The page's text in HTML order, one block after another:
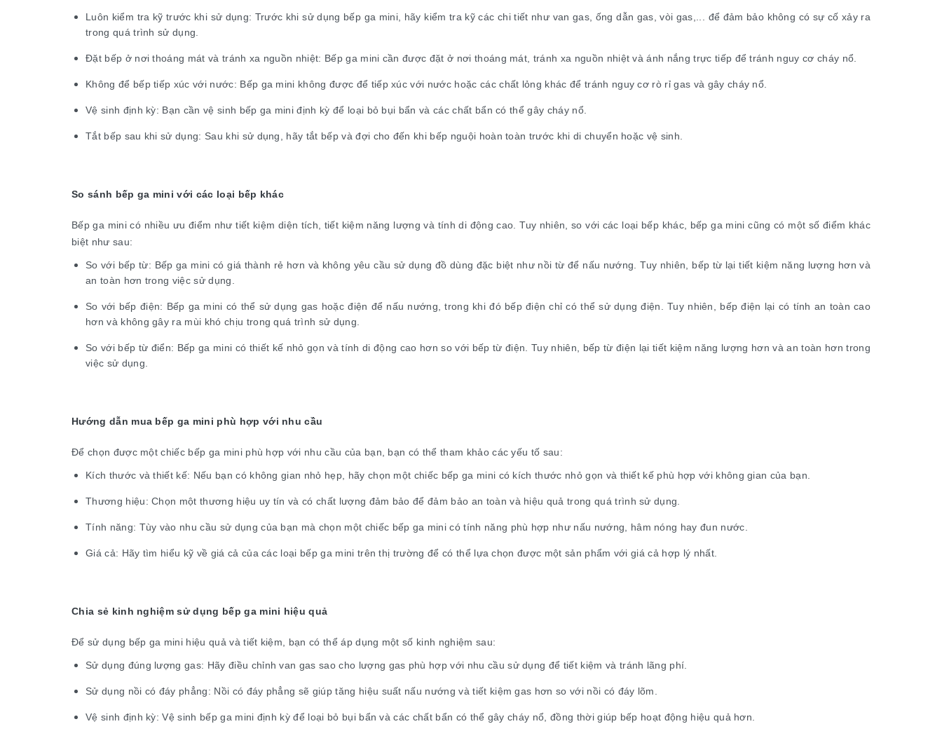
Luôn kiểm tra kỹ trước khi sử dụng: Trước khi sử dụng bếp ga mini, hãy kiểm tra kỹ các chi tiết như van gas, ống dẫn gas, vòi gas,... để đảm bảo không có sự cố xảy ra
trong quá trình sử dụng.
Đặt bếp ở nơi thoáng mát và tránh xa nguồn nhiệt: Bếp ga mini cần được đặt ở nơi thoáng mát, tránh xa nguồn nhiệt và ánh nắng trực tiếp để tránh nguy cơ cháy nổ.
Không để bếp tiếp xúc với nước: Bếp ga mini không được để tiếp xúc với nước hoặc các chất lỏng khác để tránh nguy cơ rò rỉ gas và gây cháy nổ.
Vệ sinh định kỳ: Bạn cần vệ sinh bếp ga mini định kỳ để loại bỏ bụi bẩn và các chất bẩn có thể gây cháy nổ.
Tắt bếp sau khi sử dụng: Sau khi sử dụng, hãy tắt bếp và đợi cho đến khi bếp nguội hoàn toàn trước khi di chuyển hoặc vệ sinh.
So sánh bếp ga mini với các loại bếp khác
Bếp ga mini có nhiều ưu điểm như tiết kiệm diện tích, tiết kiệm năng lượng và tính di động cao. Tuy nhiên, so với các loại bếp khác, bếp ga mini cũng có một số điểm khác
biệt như sau:
So với bếp từ: Bếp ga mini có giá thành rẻ hơn và không yêu cầu sử dụng đồ dùng đặc biệt như nồi từ để nấu nướng. Tuy nhiên, bếp từ lại tiết kiệm năng lượng hơn và
an toàn hơn trong việc sử dụng.
So với bếp điện: Bếp ga mini có thể sử dụng gas hoặc điện để nấu nướng, trong khi đó bếp điện chỉ có thể sử dụng điện. Tuy nhiên, bếp điện lại có tính an toàn cao
hơn và không gây ra mùi khó chịu trong quá trình sử dụng.
So với bếp từ điển: Bếp ga mini có thiết kế nhỏ gọn và tính di động cao hơn so với bếp từ điện. Tuy nhiên, bếp từ điện lại tiết kiệm năng lượng hơn và an toàn hơn trong
việc sử dụng.
Hướng dẫn mua bếp ga mini phù hợp với nhu cầu
Để chọn được một chiếc bếp ga mini phù hợp với nhu cầu của bạn, bạn có thể tham khảo các yếu tố sau:
Kích thước và thiết kế: Nếu bạn có không gian nhỏ hẹp, hãy chọn một chiếc bếp ga mini có kích thước nhỏ gọn và thiết kế phù hợp với không gian của bạn.
Thương hiệu: Chọn một thương hiệu uy tín và có chất lượng đảm bảo để đảm bảo an toàn và hiệu quả trong quá trình sử dụng.
Tính năng: Tùy vào nhu cầu sử dụng của bạn mà chọn một chiếc bếp ga mini có tính năng phù hợp như nấu nướng, hâm nóng hay đun nước.
Giá cả: Hãy tìm hiểu kỹ về giá cả của các loại bếp ga mini trên thị trường để có thể lựa chọn được một sản phẩm với giá cả hợp lý nhất.
Chia sẻ kinh nghiệm sử dụng bếp ga mini hiệu quả
Để sử dụng bếp ga mini hiệu quả và tiết kiệm, bạn có thể áp dụng một số kinh nghiệm sau:
Sử dụng đúng lượng gas: Hãy điều chỉnh van gas sao cho lượng gas phù hợp với nhu cầu sử dụng để tiết kiệm và tránh lãng phí.
Sử dụng nồi có đáy phẳng: Nồi có đáy phẳng sẽ giúp tăng hiệu suất nấu nướng và tiết kiệm gas hơn so với nồi có đáy lõm.
Vệ sinh định kỳ: Vệ sinh bếp ga mini định kỳ để loại bỏ bụi bẩn và các chất bẩn có thể gây cháy nổ, đồng thời giúp bếp hoạt động hiệu quả hơn.